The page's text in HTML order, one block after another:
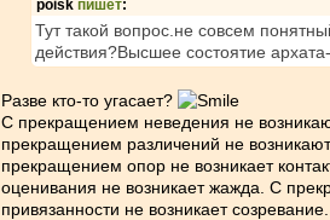
poisk пишет:
Тут такой вопрос.не совсем
действия?Высшее состоятие
Разве кто-то угасает?
С прекращением неведения не
прекращением различений не
прекращением опор не возникает
оценивания не возникает жажда. С
привязанности не возникает